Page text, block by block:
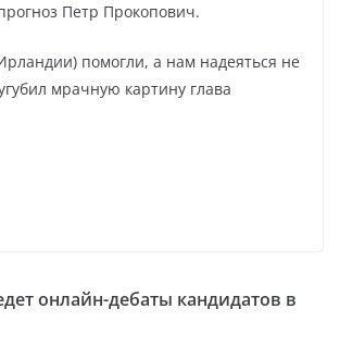
Петр Прокопович.
помогли, а нам надеяться не
мрачную картину глава
онлайн-дебаты кандидатов в